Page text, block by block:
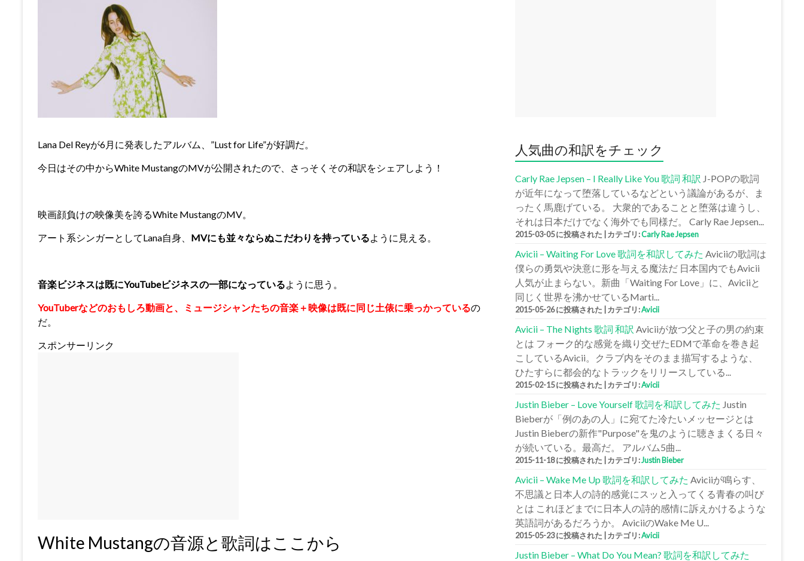
Lana Del Reyが6月に発表したアルバム、”Lust for Life”が好調だ。
今日はその中からWhite MustangのMVが公開されたので、さっそくその和訳をシェアしよう！
映画顔負けの映像美を誇るWhite MustangのMV。
アート系シンガーとしてLana自身、 MVにも並々ならぬこだわりを持っているように見える。
音楽ビジネスは既にYouTubeビジネスの一部になっているように思う。
YouTuberなどのおもしろ動画と、ミュージシャンたちの音楽＋映像は既に同じ土俵に乗っかっているの
だ。
スポンサーリンク
White Mustangの音源と歌詞はここから
人気曲の和訳をチェック
Carly Rae Jepsen – I Really Like You 歌詞 和訳 J-POPの歌詞
が近年になって堕落しているなどという議論があるが、ま
ったく馬鹿げている。 大衆的であることと堕落は違うし、
それは日本だけでなく海外でも同様だ。 Carly Rae Jepsen...
2015-03-05 に投稿された カテゴリ:Carly Rae Jepsen
Avicii – Waiting For Love 歌詞を和訳してみた Aviciiの歌詞は
僕らの勇気や決意に形を与える魔法だ 日本国内でもAvicii
人気が止まらない。新曲「Waiting For Love」に、Aviciiと
同じく世界を沸かせているMarti...
2015-05-26 に投稿された カテゴリ:Avicii
Avicii – The Nights 歌詞 和訳 Aviciiが放つ父と子の男の約束
とは フォーク的な感覚を織り交ぜたEDMで革命を巻き起
こしているAvicii。クラブ内をそのまま描写するような、
ひたすらに都会的なトラックをリリースしている...
2015-02-15 に投稿された カテゴリ:Avicii
Justin Bieber – Love Yourself 歌詞を和訳してみた Justin
Bieberが「例のあの人」に宛てた冷たいメッセージとは
Justin Bieberの新作"Purpose"を鬼のように聴きまくる日々
が続いている。最高だ。 アルバム5曲...
2015-11-18 に投稿された カテゴリ:Justin Bieber
Avicii – Wake Me Up 歌詞を和訳してみた Aviciiが鳴らす、
不思議と日本人の詩的感覚にスッと入ってくる青春の叫び
とは これほどまでに日本人の詩的感情に訴えかけるような
英語詞があるだろうか。 AviciiのWake Me U...
2015-05-23 に投稿された カテゴリ:Avicii
Justin Bieber – What Do You Mean? 歌詞を和訳してみた